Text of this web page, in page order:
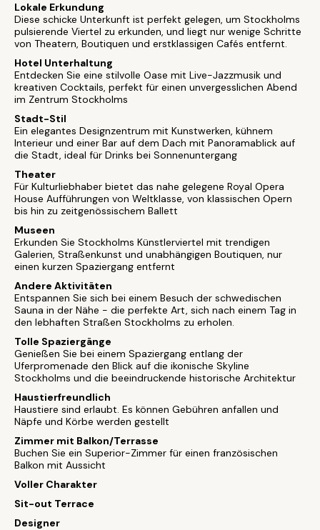
Lokale Erkundung
Diese schicke Unterkunft ist perfekt gelegen, um Stockholms
pulsierende Viertel zu erkunden, und liegt nur wenige Schritte
von Theatern, Boutiquen und erstklassigen Cafés entfernt.
Hotel Unterhaltung
Entdecken Sie eine stilvolle Oase mit Live-Jazzmusik und
kreativen Cocktails, perfekt für einen unvergesslichen Abend
im Zentrum Stockholms
Stadt-Stil
Ein elegantes Designzentrum mit Kunstwerken, kühnem
Interieur und einer Bar auf dem Dach mit Panoramablick auf
die Stadt, ideal für Drinks bei Sonnenuntergang
Theater
Für Kulturliebhaber bietet das nahe gelegene Royal Opera
House Aufführungen von Weltklasse, von klassischen Opern
bis hin zu zeitgenössischem Ballett
Museen
Erkunden Sie Stockholms Künstlerviertel mit trendigen
Galerien, Straßenkunst und unabhängigen Boutiquen, nur
einen kurzen Spaziergang entfernt
Andere Aktivitäten
Entspannen Sie sich bei einem Besuch der schwedischen
Sauna in der Nähe - die perfekte Art, sich nach einem Tag in
den lebhaften Straßen Stockholms zu erholen.
Tolle Spaziergänge
Genießen Sie bei einem Spaziergang entlang der
Uferpromenade den Blick auf die ikonische Skyline
Stockholms und die beeindruckende historische Architektur
Haustierfreundlich
Haustiere sind erlaubt. Es können Gebühren anfallen und
Näpfe und Körbe werden gestellt
Zimmer mit Balkon/Terrasse
Buchen Sie ein Superior-Zimmer für einen französischen
Balkon mit Aussicht
Voller Charakter
Sit-out Terrace
Designer